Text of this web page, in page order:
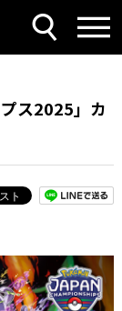
ス2025」カ